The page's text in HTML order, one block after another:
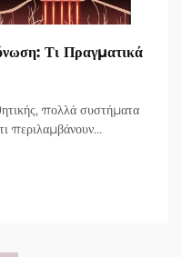
Τι Πραγματικά
πολλά συστήματα
περιλαμβάνουν
ακριβώς κατά